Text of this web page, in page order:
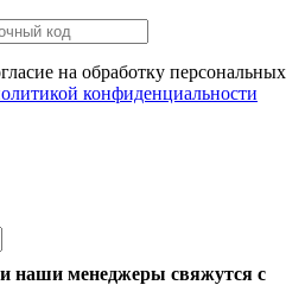
на обработку персональных
конфиденциальности
наши менеджеры свяжутся с